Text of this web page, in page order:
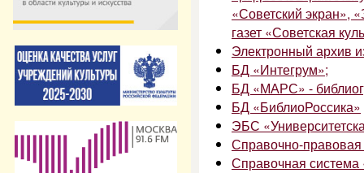
«Советский экран»,
газет «Советская
Электронный архив
БД «Интегрум»;
БД «МАРС» -
БД «БиблиоРоссика»
ЭБС
Справочно-правовая
Справочная система